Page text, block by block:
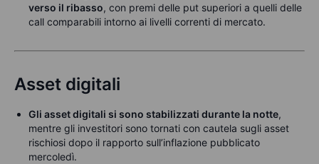
verso il ribasso, con premi delle put superiori a quelli delle
call comparabili intorno ai livelli correnti di mercato.
Asset digitali
Gli asset digitali si sono stabilizzati durante la notte,
mentre gli investitori sono tornati con cautela sugli asset
rischiosi dopo il rapporto sull’inflazione pubblicato
mercoledì.